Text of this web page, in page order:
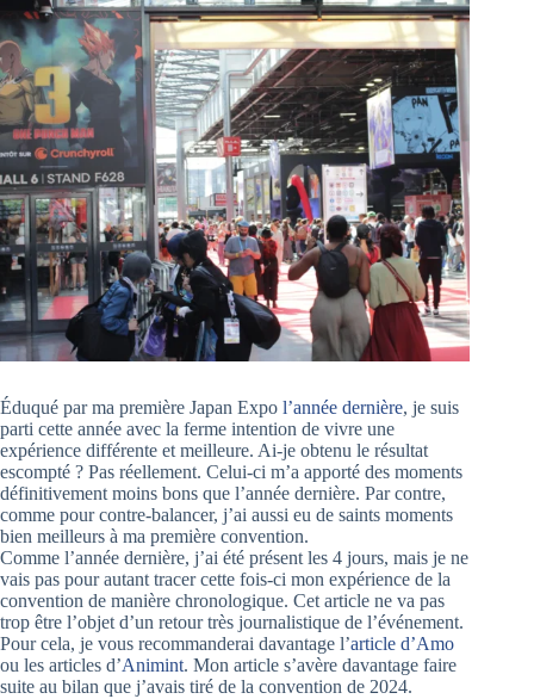
Éduqué par ma première Japan Expo l’année dernière, je suis
parti cette année avec la ferme intention de vivre une
expérience différente et meilleure. Ai-je obtenu le résultat
escompté ? Pas réellement. Celui-ci m’a apporté des moments
définitivement moins bons que l’année dernière. Par contre,
comme pour contre-balancer, j’ai aussi eu de saints moments
bien meilleurs à ma première convention.
Comme l’année dernière, j’ai été présent les 4 jours, mais je ne
vais pas pour autant tracer cette fois-ci mon expérience de la
convention de manière chronologique. Cet article ne va pas
trop être l’objet d’un retour très journalistique de l’événement.
Pour cela, je vous recommanderai davantage l’article d’Amo
ou les articles d’Animint. Mon article s’avère davantage faire
suite au bilan que j’avais tiré de la convention de 2024.